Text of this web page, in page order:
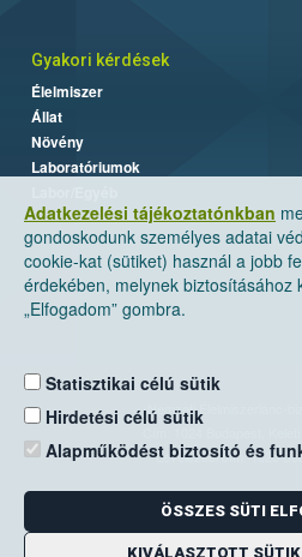
Adatkezelési tájékoztatónkban
gondoskodunk személyes adatai
cookie-kat (sütiket) használ a jobb
érdekében, melynek biztosításához
„Elfogadom” gombra.
Statisztikai célú sütik
Hirdetési célú sütik
Alapműködést biztosító és
ÖSSZES SÜTI
KIVÁLASZTOTT
Gyakori kérdések
Élelmiszer
Állat
Növény
Laboratóriumok
Nemzeti Élelmiszerlánc-
Levelezési cím: 1525
E-mail:
Zöld szám: 06-80/